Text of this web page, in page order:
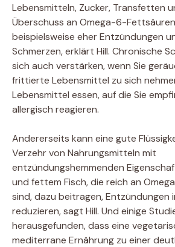
Lebensmitteln, Zucker, Transfetten
Überschuss an Omega-6-
beispielsweise eher Entzündungen
Schmerzen, erklärt Hill. Chronische
sich auch verstärken, wenn Sie
frittierte Lebensmittel zu sich
Lebensmittel essen, auf die Sie
allergisch reagieren.
Andererseits kann eine gute
Verzehr von Nahrungsmitteln mit
entzündungshemmenden
und fettem Fisch, die reich an
sind, dazu beitragen, Entzündungen
reduzieren, sagt Hill. Und einige
herausgefunden, dass eine
mediterrane Ernährung zu einer